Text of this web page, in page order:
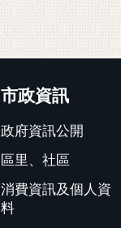
市政資訊
政府資訊公開
區里、社區
消費資訊及個人資
料